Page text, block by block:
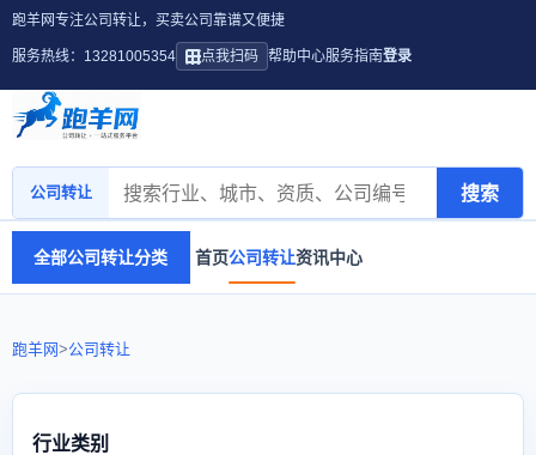
跑羊网专注公司转让，买卖公司靠谱又便捷
服务热线：13281005354 点我扫码 帮助中心服务指南登录
公司转让 搜索
全部公司转让分类 首页公司转让资讯中心
跑羊网>公司转让
行业类别